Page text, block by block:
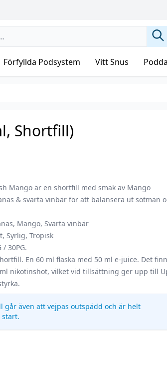
Förfyllda Podsystem Vitt Snus
Shortfill)
Mango är en shortfill med smak av Mango
& svarta vinbär för att balansera ut sötman
Mango, Svarta vinbär
Syrlig, Tropisk
/ 30PG.
En 60 ml flaska med 50 ml e-juice. Det
nikotinshot, vilket vid tillsättning ger upp till
går även att vejpas outspädd och är helt